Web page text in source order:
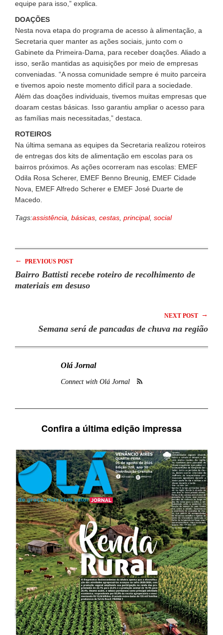
equipe para isso,” explica.
DOAÇÕES
Nesta nova etapa do programa de acesso à alimentação, a
Secretaria quer manter as ações sociais, junto com o
Gabinete da Primeira-Dama, para receber doações. Aliado a
isso, serão mantidas as aquisições por meio de empresas
conveniadas. “A nossa comunidade sempre é muito parceira
e tivemos apoio neste momento difícil para a sociedade.
Além das doações individuais, tivemos muitas empresas que
doaram cestas básicas. Isso garantiu ampliar o acesso para
as famílias mais necessitadas,” destaca.
ROTEIROS
Na última semana as equipes da Secretaria realizou roteiros
de entregas dos kits de alimentação em escolas para os
bairros próximos. As ações ocorreram nas escolas: EMEF
Odila Rosa Scherer, EMEF Benno Breunig, EMEF Cidade
Nova, EMEF Alfredo Scherer e EMEF José Duarte de
Macedo.
Tags:assistência, básicas, cestas, principal, social
← PREVIOUS POST
Bairro Battisti recebe roteiro de recolhimento de
materiais em desuso
NEXT POST →
Semana será de pancadas de chuva na região
Olá Jornal
Connect with Olá Jornal
Confira a última edição impressa